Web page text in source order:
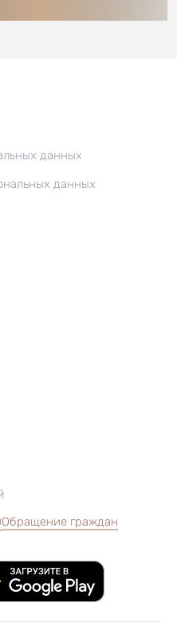
данных
данных
Обращение граждан